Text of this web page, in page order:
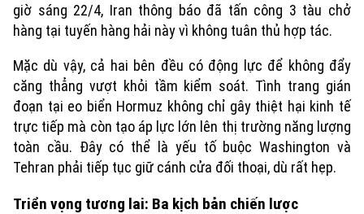
giờ sáng 22/4, Iran thông báo đã tấn công 3 tàu chở
hàng tại tuyến hàng hải này vì không tuân thủ hợp tác.
Mặc dù vậy, cả hai bên đều có động lực để không đẩy
căng thẳng vượt khỏi tầm kiểm soát. Tình trang gián
đoạn tại eo biển Hormuz không chỉ gây thiệt hại kinh tế
trực tiếp mà còn tạo áp lực lớn lên thị trường năng lượng
toàn cầu. Đây có thể là yếu tố buộc Washington và
Tehran phải tiếp tục giữ cánh cửa đối thoại, dù rất hẹp.
Triển vọng tương lai: Ba kịch bản chiến lược